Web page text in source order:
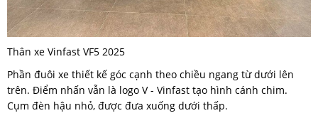
Thân xe Vinfast VF5 2025
Phần đuôi xe thiết kế góc cạnh theo chiều ngang từ dưới lên
trên. Điểm nhấn vẫn là logo V - Vinfast tạo hình cánh chim.
Cụm đèn hậu nhỏ, được đưa xuống dưới thấp.